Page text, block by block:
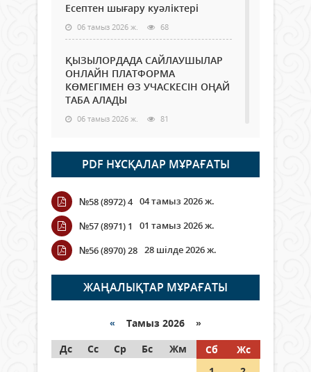
Есептен шығару куәліктері
06 тамыз 2026 ж. 68
ҚЫЗЫЛОРДАДА САЙЛАУШЫЛАР
ОНЛАЙН ПЛАТФОРМА
КӨМЕГІМЕН ӨЗ УЧАСКЕСІН ОҢАЙ
ТАБА АЛАДЫ
06 тамыз 2026 ж. 81
Open Air: Қызылорда облысы
полиция департаменті 20
мыңнан астам көрерменнің
қауіпсіздігін қамтамасыз етті
06 тамыз 2026 ж.
Wi-Fi ҚАБЫРҒА АРҚЫЛЫ ҚАЛАЙ
ӨТЕДІ?
06 тамыз 2026 ж. 257
граждане Казахстана,
05 тамыз 2026 ж. 139
PDF НҰСҚАЛАР МҰРАҒАТЫ
№58 (8972) 4 04 тамыз 2026 ж.
№57 (8971) 1
01 тамыз 2026 ж.
№56 (8970) 28 28 шілде 2026 ж.
ЖАҢАЛЫҚТАР МҰРАҒАТЫ
« Тамыз 2026 »
Дс
Сс Ср Бс Жм Сб
Жс